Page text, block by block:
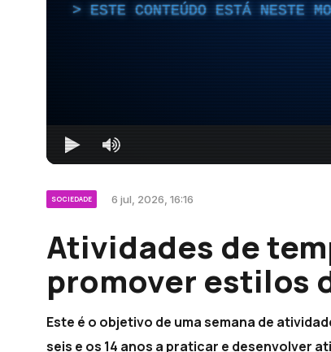
ESTE CONTEÚDO ESTÁ NESTE
SOCIEDADE 6 jul, 2026, 16:16
Atividades de
promover estilos
Este é o objetivo de uma semana de
seis e os 14 anos a praticar e desenvolver